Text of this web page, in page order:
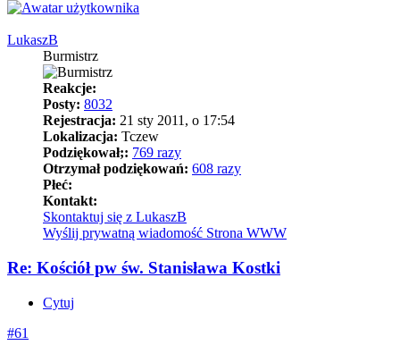
LukaszB
Burmistrz
Reakcje:
Posty: 8032
Rejestracja: 21 sty 2011, o 17:54
Lokalizacja: Tczew
Podziękował;: 769 razy
Otrzymał podziękowań: 608 razy
Płeć:
Kontakt:
Skontaktuj się z LukaszB
Wyślij prywatną wiadomość Strona WWW
Re: Kościół pw św. Stanisława Kostki
Cytuj
#61